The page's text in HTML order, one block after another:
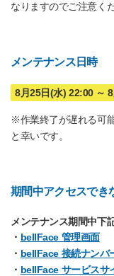
なりますのでご注意く
メンテナンス日時
8月25日(水) 22:00 ～
※作業終了が遅れる可
と幸いです。
期間中アクセスでき
メンテナンス期間中下
・ bellFace 管理画面
・ bellFace 接続ナンバ
・ bellFace サービスサ